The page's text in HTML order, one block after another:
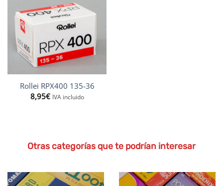
Rollei RPX400 135-36
8,95€ IVA incluido
Otras categorías que te podrían interesar